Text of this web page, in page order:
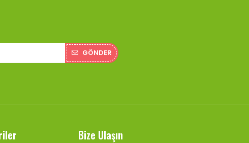
GÖNDER
Bize Ulaşın